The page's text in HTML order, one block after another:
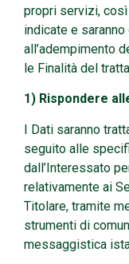
propri servizi,
indicate e
all’adempimento
le Finalità del
1) Rispondere
I Dati saranno
seguito alle
dall’Interessato
relativamente ai
Titolare, tramite
strumenti di
messaggistica